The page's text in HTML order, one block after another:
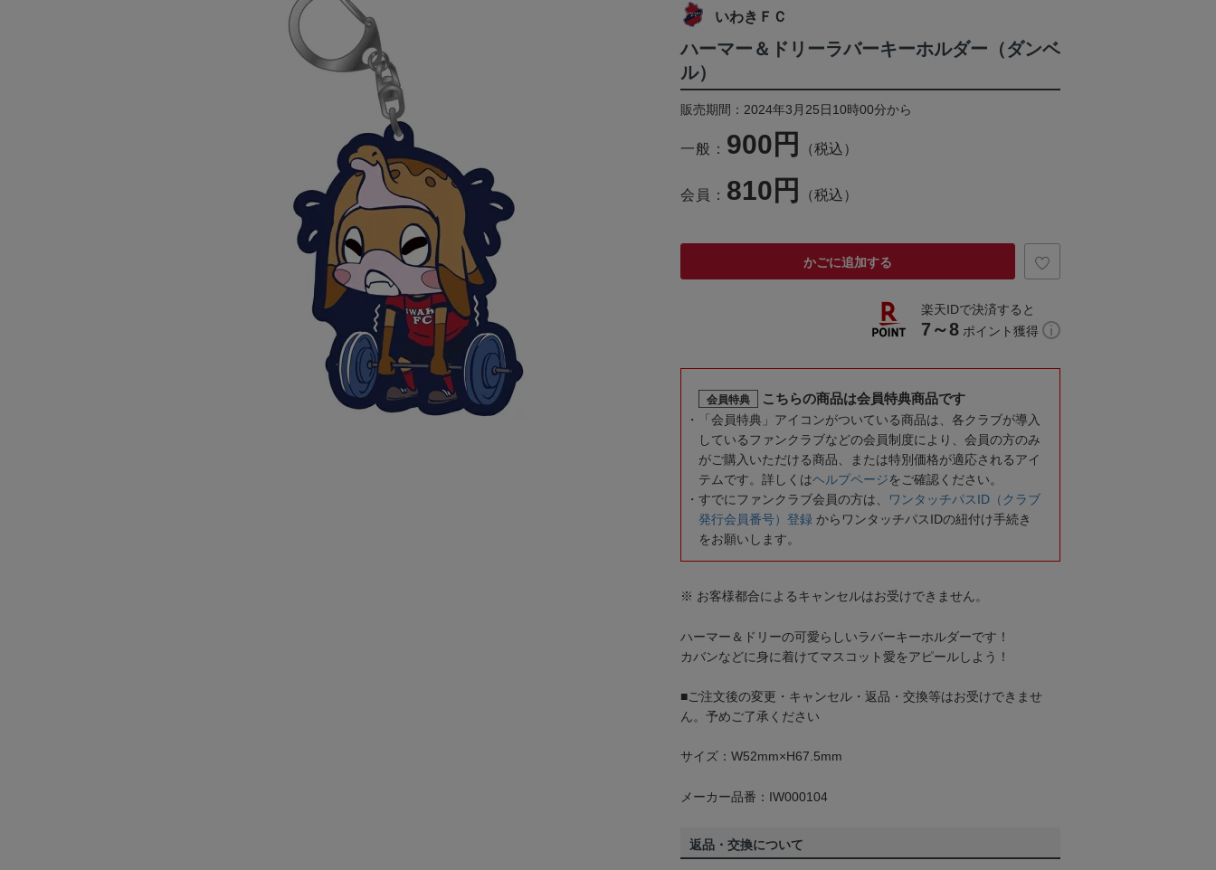
いわきＦＣ
ハーマー＆ドリーラバーキーホルダー（ダンベ
ル）
販売期間：2024年3月25日10時00分から
一般： 900円 （税込）
会員： 810円 （税込）
かごに追加する
楽天IDで決済すると
7～8 ポイント獲得
会員特典 こちらの商品は会員特典商品です
「会員特典」アイコンがついている商品は、各クラブが導入
しているファンクラブなどの会員制度により、会員の方のみ
がご購入いただける商品、または特別価格が適応されるアイ
テムです。詳しくはヘルプページをご確認ください。
すでにファンクラブ会員の方は、
ワンタッチパスID（クラブ
発行会員番号）登録 からワンタッチパスIDの紐付け手続き
をお願いします。
※ お客様都合によるキャンセルはお受けできません。
ハーマー＆ドリーの可愛らしいラバーキーホルダーです！
カバンなどに身に着けてマスコット愛をアピールしよう！
■ご注文後の変更・キャンセル・返品・交換等はお受けできませ
ん。予めご了承ください
サイズ：W52mm×H67.5mm
メーカー品番：IW000104
返品・交換について